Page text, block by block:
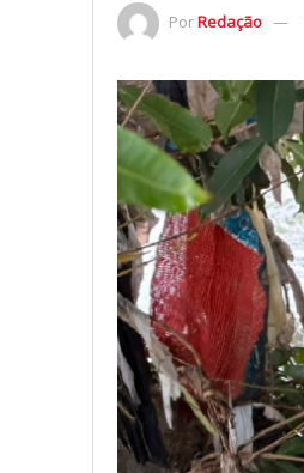
PorRedação